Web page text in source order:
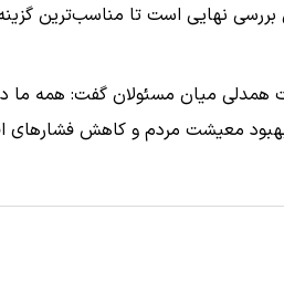
نهایی است تا مناسب‌ترین
همدلی میان مسئولان گفت: همه
معیشت مردم و کاهش فشار‌های